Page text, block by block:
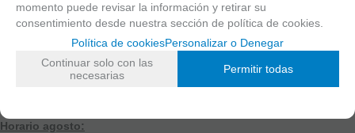
Ven a nuestra tienda, estaremos encantados de atenderte.
Dirección:
C.P. 36210 - Vigo
Contacto:
Teléfono fijo: 986 24 25 91
Horario agosto:
momento puede revisar la información y retirar su
consentimiento desde nuestra sección de política de cookies.
Política de cookiesPersonalizar o Denegar
Continuar solo con las
necesarias
Permitir todas